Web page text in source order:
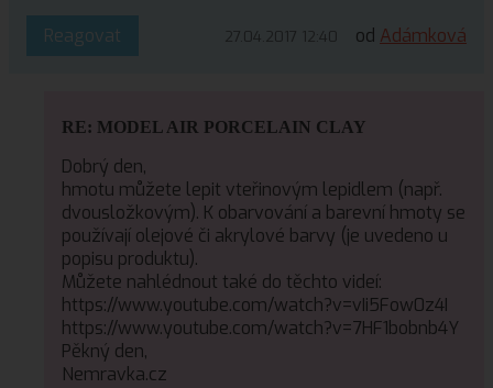
Reagovat 27.04.2017 12:40 od Adámková
RE: MODEL AIR PORCELAIN CLAY
Dobrý den,
hmotu můžete lepit vteřinovým lepidlem (např.
dvousložkovým). K obarvování a barevní hmoty se
používají olejové či akrylové barvy (je uvedeno u
popisu produktu).
Můžete nahlédnout také do těchto videí:
https://www.youtube.com/watch?v=vIi5Fow0z4I
https://www.youtube.com/watch?v=7HF1bobnb4Y
Pěkný den,
Nemravka.cz